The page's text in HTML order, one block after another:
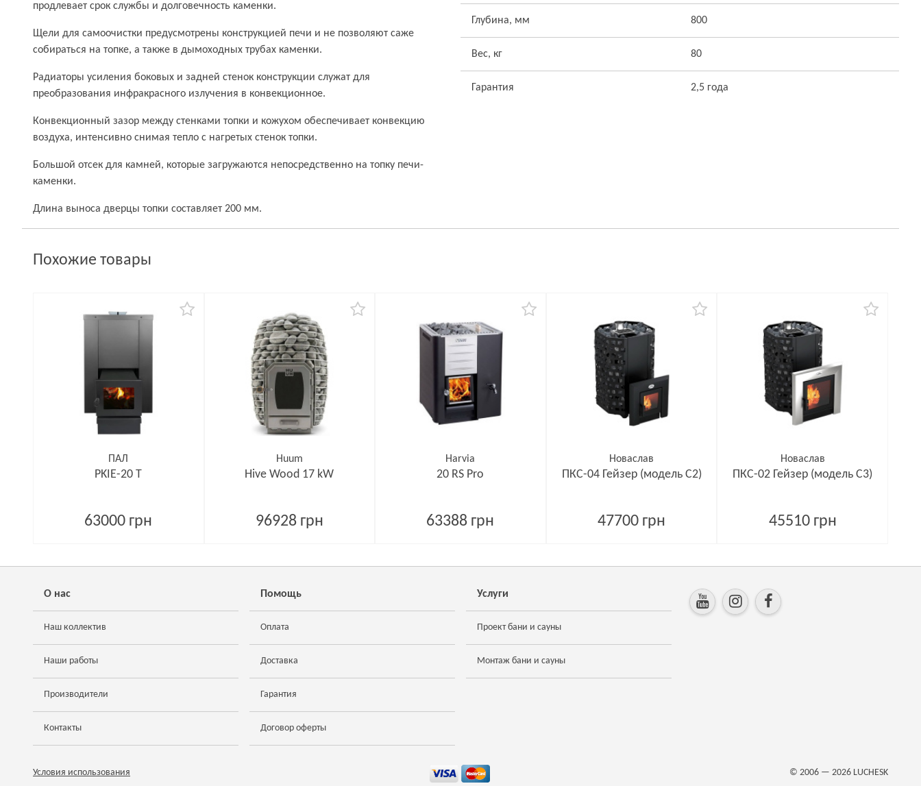
продлевает срок службы и долговечность каменки.
Щели для самоочистки предусмотрены конструкцией печи и не позволяют саже
собираться на топке, а также в дымоходных трубах каменки.
Радиаторы усиления боковых и задней стенок конструкции служат для
преобразования инфракрасного излучения в конвекционное.
Конвекционный зазор между стенками топки и кожухом обеспечивает конвекцию
воздуха, интенсивно снимая тепло с нагретых стенок топки.
Большой отсек для камней, которые загружаются непосредственно на топку печи-
каменки.
Длина выноса дверцы топки составляет 200 мм.
Глубина, мм 800
Вес, кг 80
Гарантия 2,5 года
Похожие товары
ПАЛ
PKIE-20 T
63000 грн
Huum
Hive Wood 17 kW
96928 грн
Harvia
20 RS Pro
63388 грн
Новаслав
ПКС-04 Гейзер (модель С2)
47700 грн
Новаслав
ПКС-02 Гейзер (модель С3)
45510 грн
О нас
Наш коллектив
Наши работы
Производители
Контакты
Помощь
Оплата
Доставка
Гарантия
Договор оферты
Услуги
Проект бани и сауны
Монтаж бани и сауны
Условия использования © 2006 — 2026 LUCHESK